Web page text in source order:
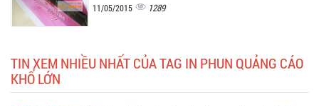
11/05/2015 1289
TIN XEM NHIỀU NHẤT CỦA TAG IN PHUN QUẢNG CÁO
KHỔ LỚN